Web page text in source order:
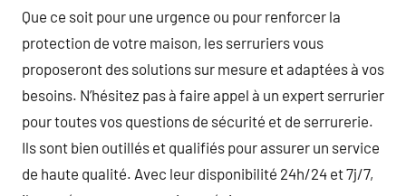
Que ce soit pour une urgence ou pour renforcer la
protection de votre maison, les serruriers vous
proposeront des solutions sur mesure et adaptées à vos
besoins. N’hésitez pas à faire appel à un expert serrurier
pour toutes vos questions de sécurité et de serrurerie.
Ils sont bien outillés et qualifiés pour assurer un service
de haute qualité. Avec leur disponibilité 24h/24 et 7j/7,